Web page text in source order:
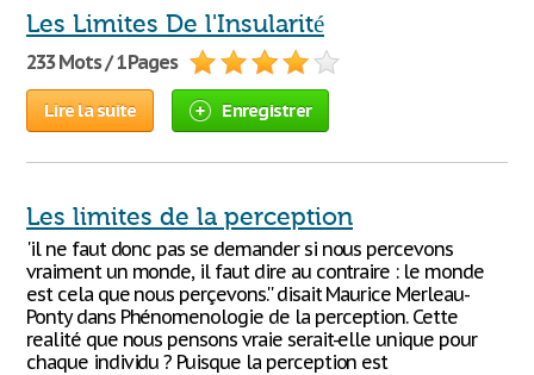
Les Limites De l'Insularité
233 Mots / 1 Pages
Lire la suite Enregistrer
Les limites de la perception
'il ne faut donc pas se demander si nous percevons
vraiment un monde, il faut dire au contraire : le monde
est cela que nous perçevons.'' disait Maurice Merleau-
Ponty dans Phénomenologie de la perception. Cette
realité que nous pensons vraie serait-elle unique pour
chaque individu ? Puisque la perception est